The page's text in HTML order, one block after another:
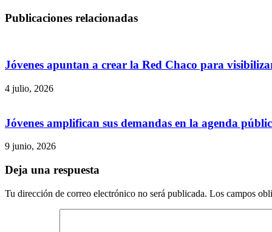
Publicaciones relacionadas
Jóvenes apuntan a crear la Red Chaco para
4 julio, 2026
Jóvenes amplifican sus demandas en la agenda
9 junio, 2026
Deja una respuesta
Tu dirección de correo electrónico no será publicada. Los campos